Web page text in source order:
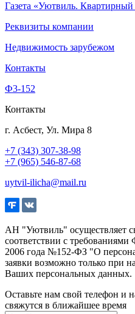
Газета «Уютвиль. Квартирный
Реквизиты компании
Недвижимость зарубежом
Контакты
Ф3-152
Контакты
г. Асбест, Ул. Мира 8
+7 (343) 307-38-98
+7 (965) 546-87-68
uytvil-ilicha@mail.ru
АН "Уютвиль" осуществляет
соответствии с требованиями
2006 года №152-ФЗ "О
заявки возможно только при
Ваших персональных данных.
Оставьте нам свой телефон
свяжутся в ближайшее время